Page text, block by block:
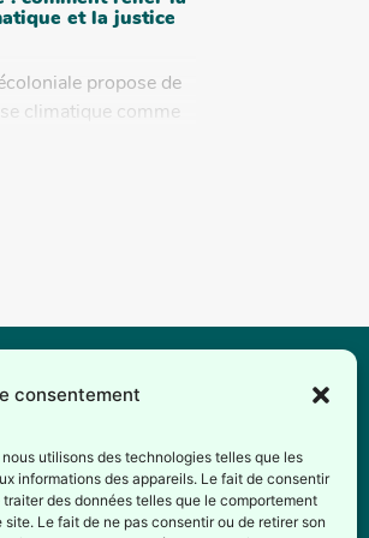
consentement
utilisons des technologies telles que les
informations des appareils. Le fait de consentir
des données telles que le comportement
Le fait de ne pas consentir ou de retirer son
et la justice
propose de
climatique comme
Wallonie-Bruxelles depuis
de l’éducation permanente –
culture).